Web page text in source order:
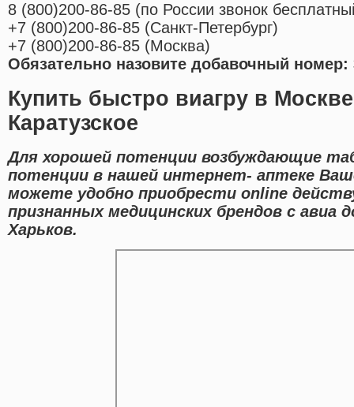
8 (800)200-86-85 (по России звонок
+7 (800)200-86-85 (Санкт-Петербург)
+7 (800)200-86-85 (Москва)
Обязательно назовите добавочный номер:
Купить быстро виагру в
Каратузское
Для хорошей потенции возбуждающие
потенции в нашей интернет- аптеке
можете удобно приобрести online
признанных медицинских брендов с авиа
Харьков.